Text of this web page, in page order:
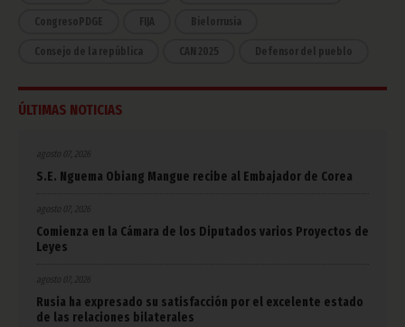
CongresoPDGE FIJA Bielorrusia
Consejo de la república CAN 2025 Defensor del pueblo
ÚLTIMAS NOTICIAS
agosto 07, 2026
S.E. Nguema Obiang Mangue recibe al Embajador de Corea
agosto 07, 2026
Comienza en la Cámara de los Diputados varios Proyectos de
Leyes
agosto 07, 2026
Rusia ha expresado su satisfacción por el excelente estado
de las relaciones bilaterales